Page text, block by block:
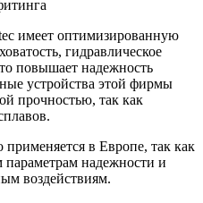
имеет оптимизированную
гидравлическое
повышает надежность
устройства этой фирмы
прочностью, так как
в Европе, так как
параметрам надежности и
воздействиям.